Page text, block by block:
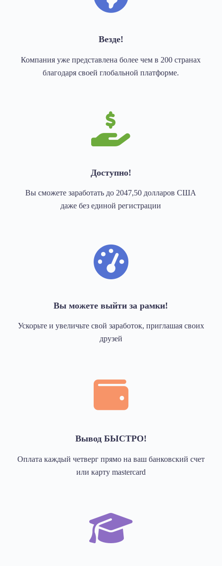
Везде!
Компания уже представлена ​​более чем в 200 странах
благодаря своей глобальной платформе.
Доступно!
Вы сможете заработать до 2047,50 долларов США
даже без единой регистрации
Вы можете выйти за рамки!
Ускорьте и увеличьте свой заработок, приглашая своих
друзей
Вывод БЫСТРО!
Оплата каждый четверг прямо на ваш банковский счет
или карту mastercard